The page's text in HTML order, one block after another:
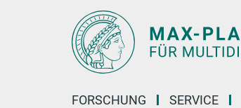
FORSCHUNG SERVICE